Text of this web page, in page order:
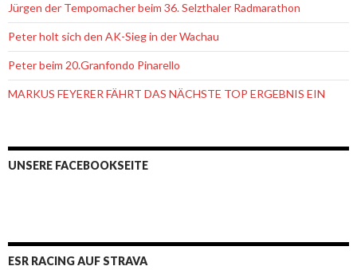
Jürgen der Tempomacher beim 36. Selzthaler Radmarathon
Peter holt sich den AK-Sieg in der Wachau
Peter beim 20.Granfondo Pinarello
MARKUS FEYERER FÄHRT DAS NÄCHSTE TOP ERGEBNIS EIN
UNSERE FACEBOOKSEITE
ESR RACING AUF STRAVA